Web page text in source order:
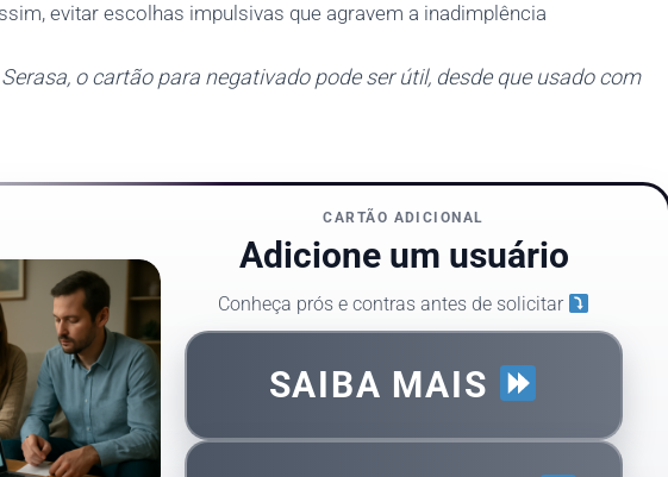
evitar escolhas impulsivas que agravem a inadimplência
o cartão para negativado pode ser útil, desde que usado com
CARTÃO ADICIONAL
Adicione um usuário
Conheça prós e contras antes de solicitar
SAIBA MAIS